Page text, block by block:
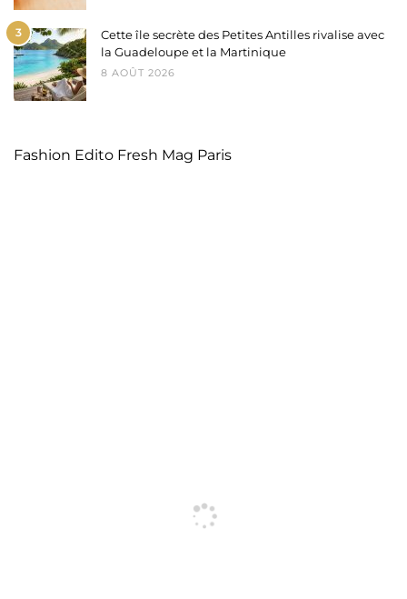
3
Cette île secrète des Petites Antilles rivalise avec
la Guadeloupe et la Martinique
8 AOÛT 2026
Fashion Edito Fresh Mag Paris